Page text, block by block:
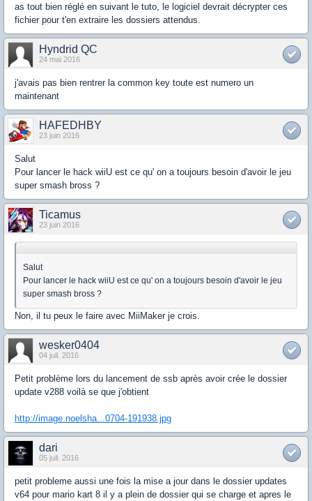
as tout bien réglé en suivant le tuto, le logiciel devrait décrypter ces
fichier pour t'en extraire les dossiers attendus.
Hyndrid QC
24 mai 2016
j'avais pas bien rentrer la common key toute est numero un
maintenant
HAFEDHBY
23 juin 2016
Salut
Pour lancer le hack wiiU est ce qu' on a toujours besoin d'avoir le jeu
super smash bross ?
Ticamus
23 juin 2016
Salut
Pour lancer le hack wiiU est ce qu' on a toujours besoin d'avoir le jeu
super smash bross ?
Non, il tu peux le faire avec MiiMaker je crois.
wesker0404
04 juil. 2016
Petit problème lors du lancement de ssb après avoir crée le dossier
update v288 voilà se que j'obtient
http://image.noelsha...0704-191938.jpg
dari
05 juil. 2016
petit probleme aussi une fois la mise a jour dans le dossier updates
v64 pour mario kart 8 il y a plein de dossier qui se charge et apres le